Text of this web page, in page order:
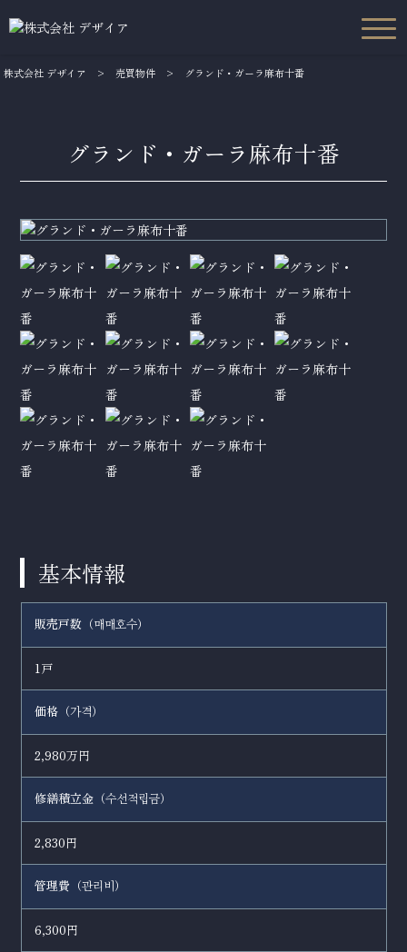
株式会社 デザイア > 売買物件 > グランド・ガーラ麻布十番
グランド・ガーラ麻布十番
基本情報
販売戸数（매매호수）
1戸
価格（가격）
2,980万円
修繕積立金（수선적립금）
2,830円
管理費（관리비 ）
6,300円